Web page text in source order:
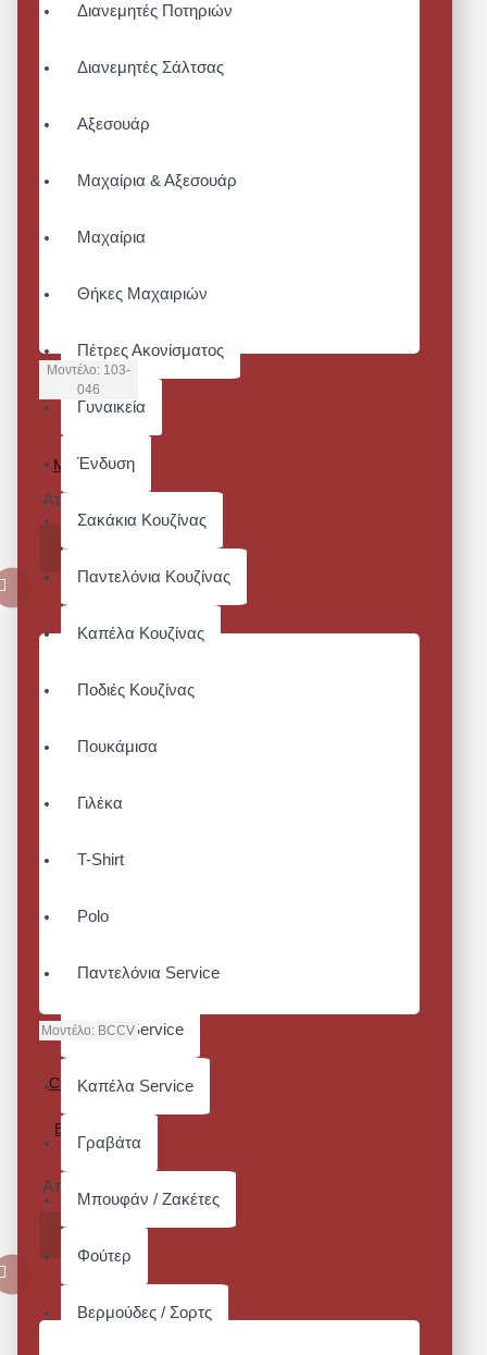
Διανεμητές Ποτηριών
Διανεμητές Σάλτσας
Αξεσουάρ
Μαχαίρια & Αξεσουάρ
Μαχαίρια
Θήκες Μαχαιριών
Πέτρες Ακονίσματος
Γυναικεία
Ένδυση
Σακάκια Κουζίνας
Παντελόνια Κουζίνας
Καπέλα Κουζίνας
Ποδιές Κουζίνας
Πουκάμισα
Γιλέκα
T-Shirt
Polo
Παντελόνια Service
Ποδιές Service
Καπέλα Service
Γραβάτα
Μπουφάν / Ζακέτες
Φούτερ
Βερμούδες / Σορτς
Μοντέλο: 103-
046
ΚΑΠΕΛΟ
MESH TOP
Από 17,36€
ΚΑΛΆΘΙ
Μοντέλο: BCCV
ΚΑΠΕΛΟ
COOL VENT
BASEBALL
CAP
Από 31,00€
ΚΑΛΆΘΙ